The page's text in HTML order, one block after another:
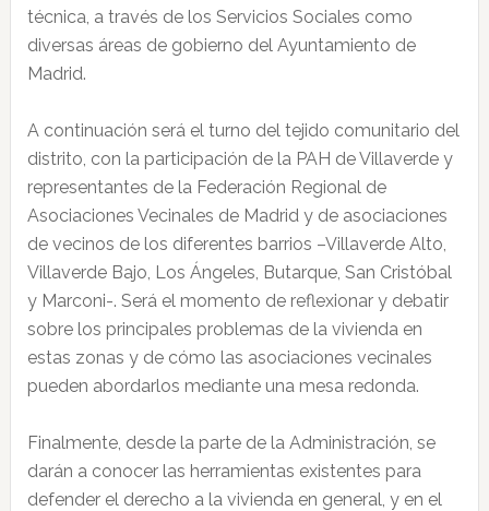
técnica, a través de los Servicios Sociales como
diversas áreas de gobierno del Ayuntamiento de
Madrid.
A continuación será el turno del tejido comunitario del
distrito, con la participación de la PAH de Villaverde y
representantes de la Federación Regional de
Asociaciones Vecinales de Madrid y de asociaciones
de vecinos de los diferentes barrios –Villaverde Alto,
Villaverde Bajo, Los Ángeles, Butarque, San Cristóbal
y Marconi-. Será el momento de reflexionar y debatir
sobre los principales problemas de la vivienda en
estas zonas y de cómo las asociaciones vecinales
pueden abordarlos mediante una mesa redonda.
Finalmente, desde la parte de la Administración, se
darán a conocer las herramientas existentes para
defender el derecho a la vivienda en general, y en el